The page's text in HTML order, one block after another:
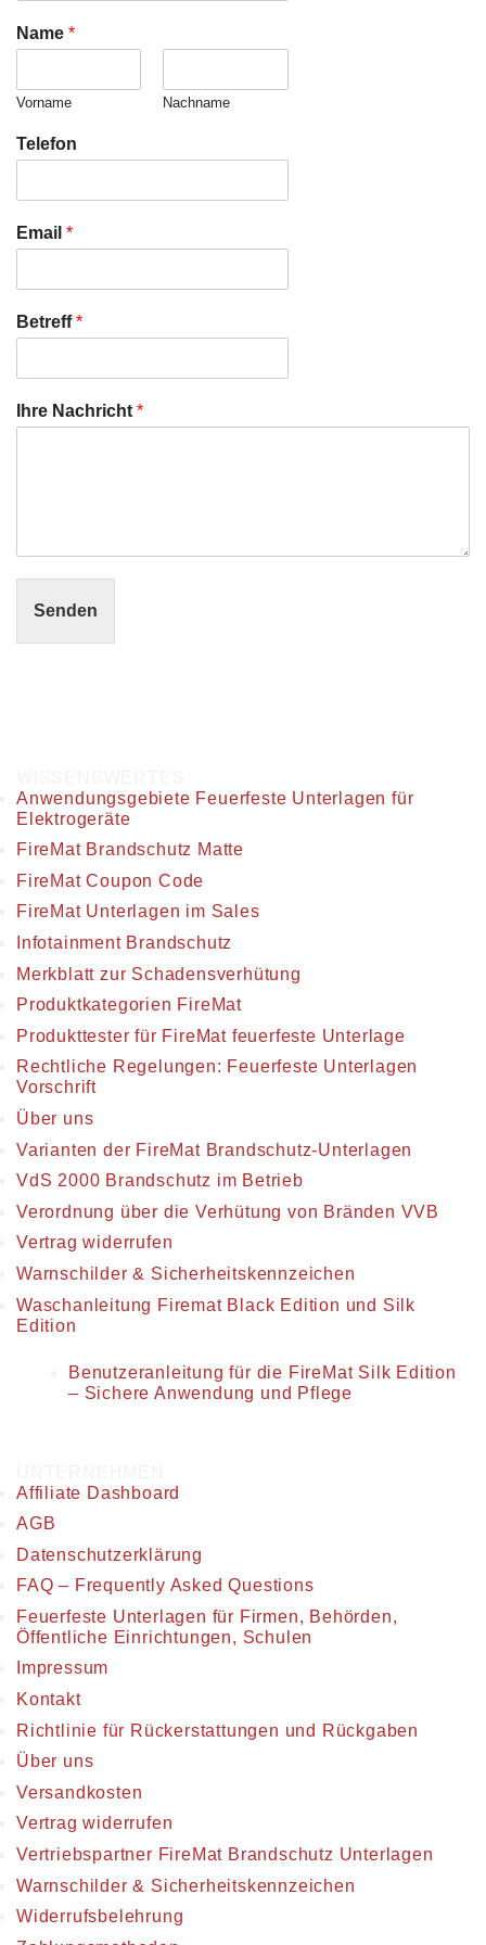
Name *
Vorname Nachname
Telefon
Email *
Betreff*
Ihre Nachricht *
Senden
Anwendungsgebiete Feuerfeste Unterlagen für
Elektrogeräte
FireMat Brandschutz Matte
FireMat Coupon Code
FireMat Unterlagen im Sales
Infotainment Brandschutz
Merkblatt zur Schadensverhütung
Produktkategorien FireMat
Produkttester für FireMat feuerfeste Unterlage
Rechtliche Regelungen: Feuerfeste Unterlagen
Vorschrift
Über uns
Varianten der FireMat Brandschutz-Unterlagen
VdS 2000 Brandschutz im Betrieb
Verordnung über die Verhütung von Bränden VVB
Vertrag widerrufen
Warnschilder & Sicherheitskennzeichen
Waschanleitung Firemat Black Edition und Silk
Edition
Benutzeranleitung für die FireMat Silk Edition
– Sichere Anwendung und Pflege
Affiliate Dashboard
AGB
Datenschutzerklärung
FAQ – Frequently Asked Questions
Feuerfeste Unterlagen für Firmen, Behörden,
Öffentliche Einrichtungen, Schulen
Impressum
Kontakt
Richtlinie für Rückerstattungen und Rückgaben
Über uns
Versandkosten
Vertrag widerrufen
Vertriebspartner FireMat Brandschutz Unterlagen
Warnschilder & Sicherheitskennzeichen
Widerrufsbelehrung